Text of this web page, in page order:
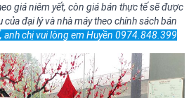
giá niêm yết, còn giá bán thực tế sẽ được
của đại lý và nhà máy theo chính sách bán
anh chị vui lòng em Huyền 0974.848.399